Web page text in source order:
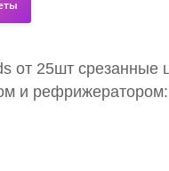
от 25шт срезанные
и